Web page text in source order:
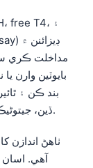
مداخلت ڪري
ڏين، جيتوڻيڪ مقامي ليب جي صلاح مختلف ٿي سگهي ٿي.
آهي. اسان